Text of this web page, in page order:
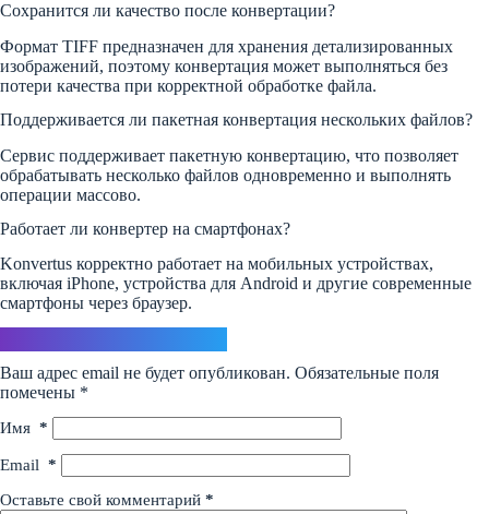
Сохранится ли качество после конвертации?
Формат TIFF предназначен для хранения детализированных
изображений, поэтому конвертация может выполняться без
потери качества при корректной обработке файла.
Поддерживается ли пакетная конвертация нескольких файлов?
Сервис поддерживает пакетную конвертацию, что позволяет
обрабатывать несколько файлов одновременно и выполнять
операции массово.
Работает ли конвертер на смартфонах?
Konvertus корректно работает на мобильных устройствах,
включая iPhone, устройства для Android и другие современные
смартфоны через браузер.
Ваш адрес email не будет опубликован. Обязательные поля
помечены *
Имя *
Email *
Оставьте свой комментарий *